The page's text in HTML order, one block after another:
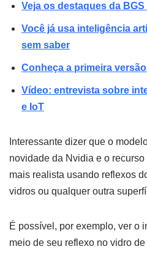
Veja os destaques da BGS
Você já usa inteligência
sem saber
Conheça a primeira
Vídeo: entrevista sobre
e IoT
Interessante dizer que o
novidade da Nvidia e o
mais realista usando reflexos
vidros ou qualquer outra
É possível, por exemplo, ver o
meio de seu reflexo no vidro